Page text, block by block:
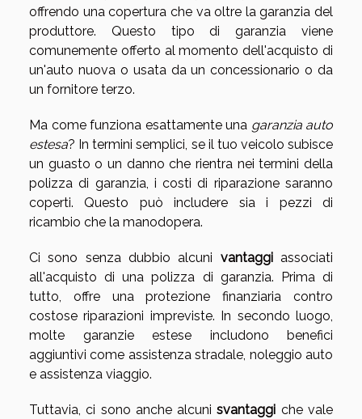
offrendo una copertura che va oltre la garanzia del
produttore. Questo tipo di garanzia viene
comunemente offerto al momento dell'acquisto di
un'auto nuova o usata da un concessionario o da
un fornitore terzo.
Ma come funziona esattamente una garanzia auto
estesa? In termini semplici, se il tuo veicolo subisce
un guasto o un danno che rientra nei termini della
polizza di garanzia, i costi di riparazione saranno
coperti. Questo può includere sia i pezzi di
ricambio che la manodopera.
Ci sono senza dubbio alcuni vantaggiassociati
all'acquisto di una polizza di garanzia. Prima di
tutto, offre una protezione finanziaria contro
costose riparazioni impreviste. In secondo luogo,
molte garanzie estese includono benefici
aggiuntivi come assistenza stradale, noleggio auto
e assistenza viaggio.
Tuttavia, ci sono anche alcunisvantaggi che vale